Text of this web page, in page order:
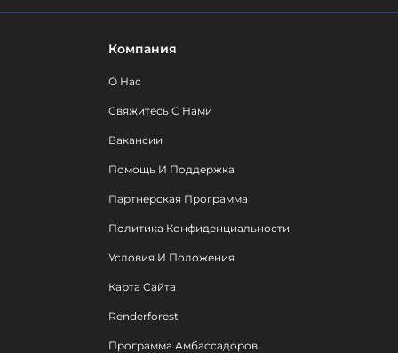
Компания
О Нас
Свяжитесь С Нами
Вакансии
Помощь И Поддержка
Партнерская Программа
Политика Конфиденциальности
Условия И Положения
Карта Сайта
Renderforest
Программа Амбассадоров